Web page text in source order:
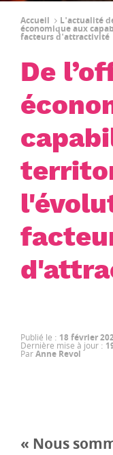
Accueil L'actualité
économique aux
facteurs d'attractivité
De
Publié le : 18 février
Dernière mise à jour :
ParAnne Revol
« Nous